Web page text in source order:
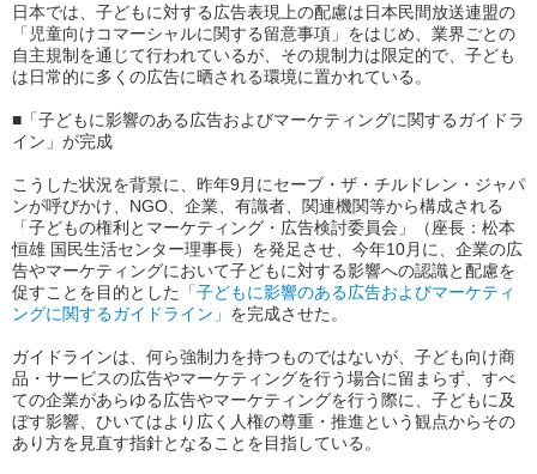
日本では、子どもに対する広告表現上の配慮は日本民間放送連盟の
「児童向けコマーシャルに関する留意事項」をはじめ、業界ごとの
自主規制を通じて行われているが、その規制力は限定的で、子ども
は日常的に多くの広告に晒される環境に置かれている。
■「子どもに影響のある広告およびマーケティングに関するガイドラ
イン」が完成
こうした状況を背景に、昨年9月にセーブ・ザ・チルドレン・ジャパ
ンが呼びかけ、NGO、企業、有識者、関連機関等から構成される
「子どもの権利とマーケティング・広告検討委員会」（座長：松本
恒雄 国民生活センター理事長）を発足させ、今年10月に、企業の広
告やマーケティングにおいて子どもに対する影響への認識と配慮を
促すことを目的とした
「子どもに影響のある広告およびマーケティ
ングに関するガイドライン」 を完成させた。
ガイドラインは、何ら強制力を持つものではないが、子ども向け商
品・サービスの広告やマーケティングを行う場合に留まらず、すべ
ての企業があらゆる広告やマーケティングを行う際に、子どもに及
ぼす影響、ひいてはより広く人権の尊重・推進という観点からその
あり方を見直す指針となることを目指している。